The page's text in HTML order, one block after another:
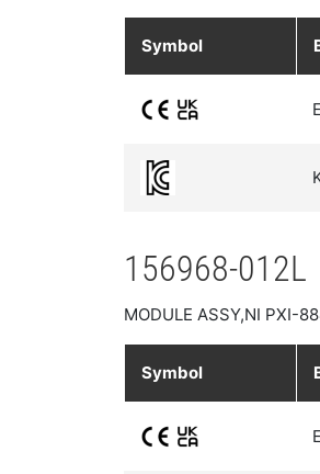
Symbol
156968-012L
MODULE ASSY,NI PXI-
Symbol